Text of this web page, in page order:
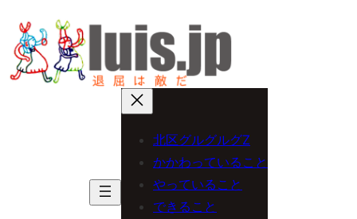
内
容
を
北区グルグルグZ
かかわっていること
やっていること
できること